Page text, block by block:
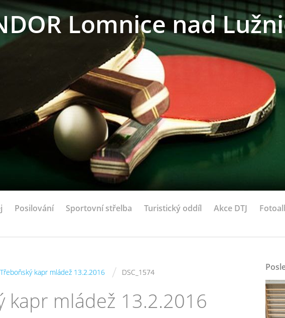
Lomnice nad
Posilování Sportovní střelba Turistický oddíl Akce DTJ
kapr mládež 13.2.2016 / DSC_1574
kapr mládež 13.2.2016